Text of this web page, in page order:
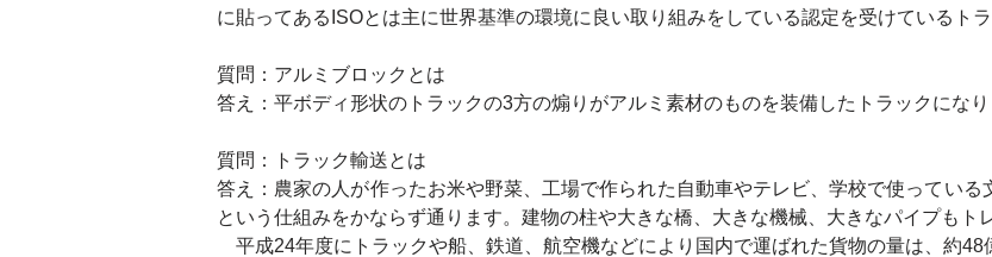
に貼ってあるISOとは主に世界基準の環境に良い取り組みをしている認定を受けているトラ
質問：アルミブロックとは
答え：平ボディ形状のトラックの3方の煽りがアルミ素材のものを装備したトラックになり
質問：トラック輸送とは
答え：農家の人が作ったお米や野菜、工場で作られた自動車やテレビ、学校で使ってい
という仕組みをかならず通ります。建物の柱や大きな橋、大きな機械、大きなパイプもト
平成24年度にトラックや船、鉄道、航空機などにより国内で運ばれた貨物の量は、約48